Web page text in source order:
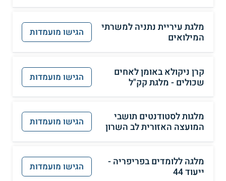
מלגת עיריית נתניה למשרתי
המילואים
הגישו מועמדות
קרן ניקולא באומן לאחים
שכולים - מלגת קק"ל
הגישו מועמדות
מלגות לסטודנטים תושבי
המועצה האזורית לב השרון
הגישו מועמדות
מלגה ללומדים בפריפריה -
ייעוד 44
הגישו מועמדות